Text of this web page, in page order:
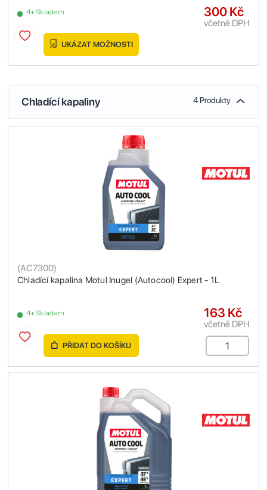
4+ Skladem 300 Kč
včetně DPH
UKÁZAT MOŽNOSTI
Chladící kapaliny 4 Produkty
Chladící kapalina Motul Inugel (Autocool) Expert - 1L
(AC7300)
4+ Skladem 163 Kč
včetně DPH
PŘIDAT DO KOŠÍKU